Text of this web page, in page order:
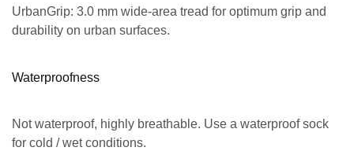
UrbanGrip: 3.0 mm wide-area tread for optimum grip and
durability on urban surfaces.
Waterproofness
Not waterproof, highly breathable. Use a waterproof sock
for cold / wet conditions.